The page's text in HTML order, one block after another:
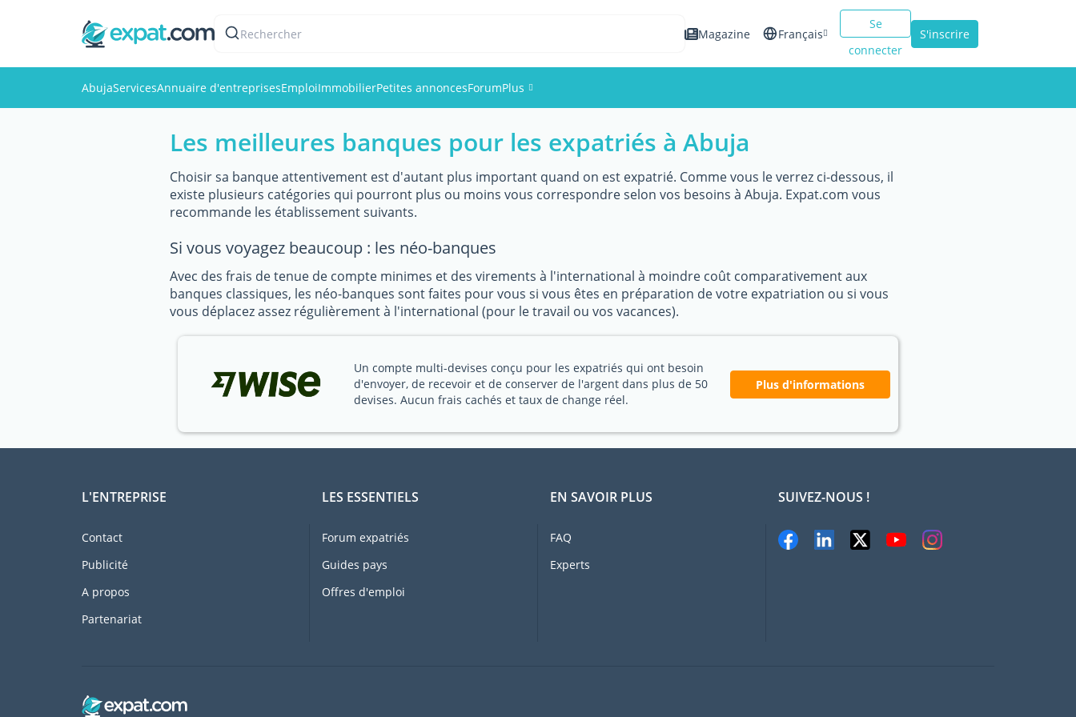
Rechercher Magazine Français
Se
connecter
S'inscrire
AbujaServicesAnnuaire d'entreprisesEmploiImmobilierPetites annoncesForumPlus
Événements
Membres
Les meilleures banques pour les expatriés à Abuja
Choisir sa banque attentivement est d'autant plus important quand on est expatrié. Comme vous le verrez ci-dessous, il
existe plusieurs catégories qui pourront plus ou moins vous correspondre selon vos besoins à Abuja. Expat.com vous
recommande les établissement suivants.
Si vous voyagez beaucoup : les néo-banques
Avec des frais de tenue de compte minimes et des virements à l'international à moindre coût comparativement aux
banques classiques, les néo-banques sont faites pour vous si vous êtes en préparation de votre expatriation ou si vous
vous déplacez assez régulièrement à l'international (pour le travail ou vos vacances).
Un compte multi-devises conçu pour les expatriés qui ont besoin
d'envoyer, de recevoir et de conserver de l'argent dans plus de 50
devises. Aucun frais cachés et taux de change réel.
Plus d'informations
L'ENTREPRISE
Contact
Publicité
A propos
Partenariat
LES ESSENTIELS
Forum expatriés
Guides pays
Offres d'emploi
EN SAVOIR PLUS
FAQ
Experts
SUIVEZ-NOUS !